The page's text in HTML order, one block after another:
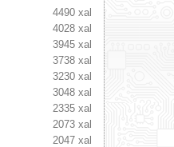
4490 xal
4028 xal
3945 xal
3738 xal
3230 xal
3048 xal
2335 xal
2073 xal
2047 xal